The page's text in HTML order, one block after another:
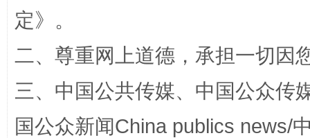
“蜀中异人”王建安的艺术幻境
定》。
二、尊重网上道德，承担一切因
三、中国公共传媒、中国公众传
国公众新闻China publics news/